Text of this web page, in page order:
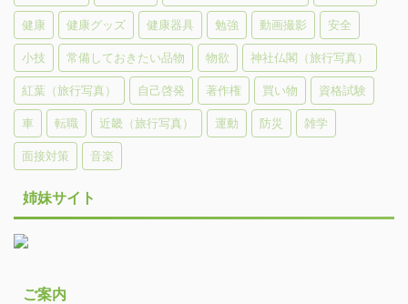
健康 健康グッズ 健康器具 勉強 動画撮影 安全
小技 常備しておきたい品物 物欲 神社仏閣（旅行写真）
紅葉（旅行写真） 自己啓発 著作権 買い物 資格試験
車 転職 近畿（旅行写真） 運動 防災 雑学
面接対策 音楽
姉妹サイト
ご案内